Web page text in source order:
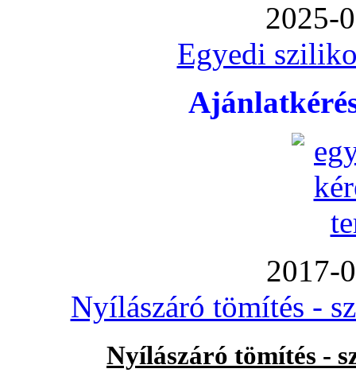
2025-
Egyedi
2017-
Nyílászáró tömítés -
Nyílászáró tömítés -